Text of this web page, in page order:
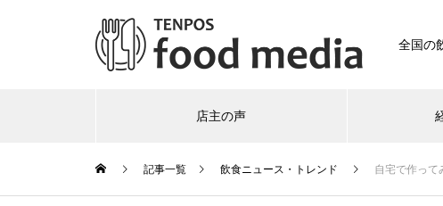
全国の
店主の声
記事一覧 飲食ニュース・トレンド 自宅で作って